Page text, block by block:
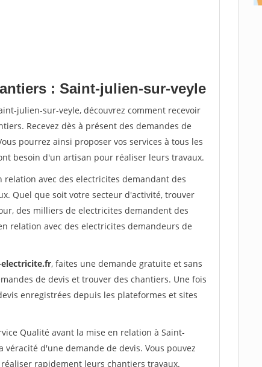
: Saint-julien-sur-veyle
julien-sur-veyle, découvrez comment recevoir
Recevez dès à présent des demandes de
pourrez ainsi proposer vos services à tous les
besoin d'un artisan pour réaliser leurs travaux.
avec des electricites demandant des
Quel que soit votre secteur d'activité, trouver
des milliers de electricites demandent des
relation avec des electricites demandeurs de
, faites une demande gratuite et sans
de devis et trouver des chantiers. Une fois
enregistrées depuis les plateformes et sites
Qualité avant la mise en relation à Saint-
d'une demande de devis. Vous pouvez
rapidement leurs chantiers travaux.